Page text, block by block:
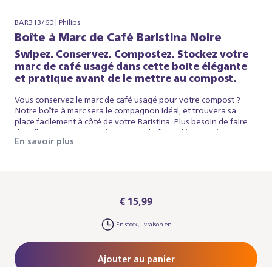
BAR313/60 | Philips
Boîte à Marc de Café Baristina Noire
Swipez. Conservez. Compostez. Stockez votre
marc de café usagé dans cette boite élégante
et pratique avant de le mettre au compost.
Vous conservez le marc de café usagé pour votre compost ?
Notre boîte à marc sera le compagnon idéal, et trouvera sa
place facilement à côté de votre Baristina. Plus besoin de faire
des allers-retours jusqu'à votre poubelle. Café terminé ?
Appuyez sur le bouton et jetez le marc dans la boîte. Fabriquée
En savoir plus
€ 15,99
En stock, livraison en
Ajouter au panier